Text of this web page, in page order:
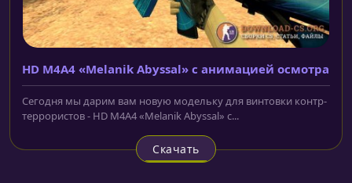
HD M4A4 «Melanik Abyssal» с анимацией осмотра
Сегодня мы дарим вам новую модельку для винтовки контр-
террористов - HD M4A4 «Melanik Abyssal» с...
Скачать